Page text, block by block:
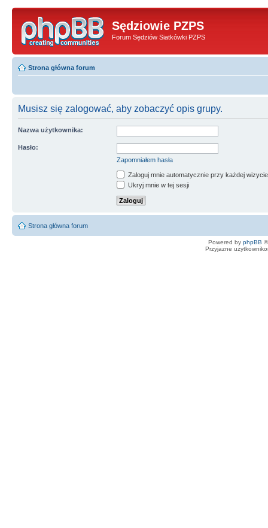
Sędziowie PZPS
Forum Sędziów Siatkówki PZPS
Strona główna forum
Musisz się zalogować, aby zobaczyć opis grupy.
Nazwa użytkownika:
Hasło:
Zapomniałem hasła
Zaloguj mnie automatycznie przy każdej wizycie
Ukryj mnie w tej sesji
Strona główna forum
Powered by phpBB
Przyjazne